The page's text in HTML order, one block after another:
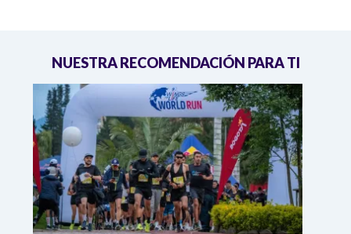
NUESTRA RECOMENDACIÓN PARA TI